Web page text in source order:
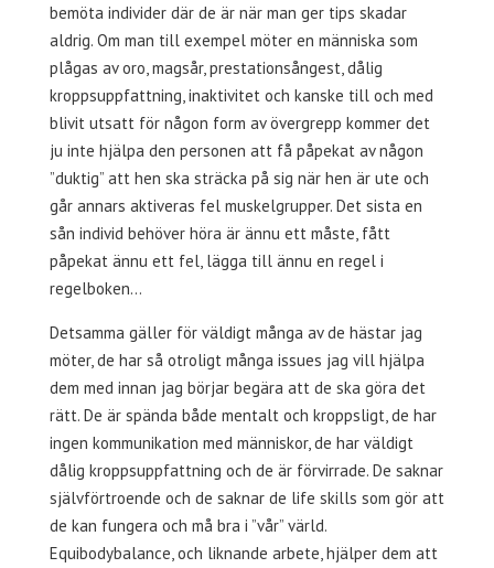
bemöta individer där de är när man ger tips skadar
aldrig. Om man till exempel möter en människa som
plågas av oro, magsår, prestationsångest, dålig
kroppsuppfattning, inaktivitet och kanske till och med
blivit utsatt för någon form av övergrepp kommer det
ju inte hjälpa den personen att få påpekat av någon
”duktig” att hen ska sträcka på sig när hen är ute och
går annars aktiveras fel muskelgrupper. Det sista en
sån individ behöver höra är ännu ett måste, fått
påpekat ännu ett fel, lägga till ännu en regel i
regelboken…
Detsamma gäller för väldigt många av de hästar jag
möter, de har så otroligt många issues jag vill hjälpa
dem med innan jag börjar begära att de ska göra det
rätt. De är spända både mentalt och kroppsligt, de har
ingen kommunikation med människor, de har väldigt
dålig kroppsuppfattning och de är förvirrade. De saknar
självförtroende och de saknar de life skills som gör att
de kan fungera och må bra i ”vår” värld.
Equibodybalance, och liknande arbete, hjälper dem att